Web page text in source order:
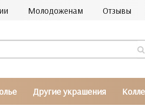
Молодоженам Отзывы
Другие украшения